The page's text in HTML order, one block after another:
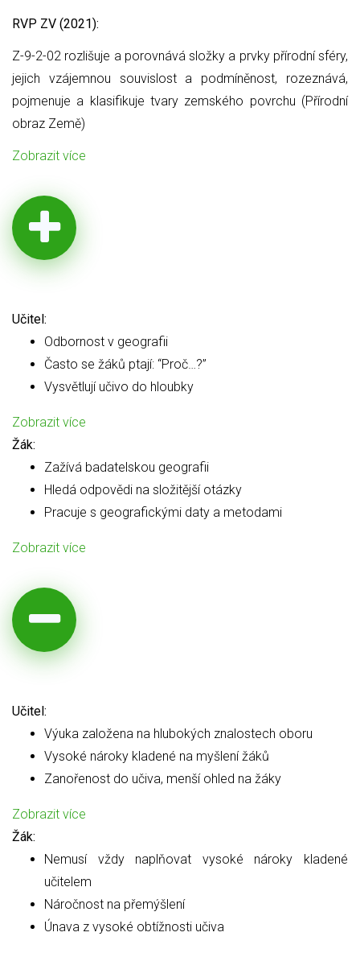
RVP ZV (2021):
Z-9-2-02 rozlišuje a porovnává složky a prvky přírodní sféry,
jejich vzájemnou souvislost a podmíněnost, rozeznává,
pojmenuje a klasifikuje tvary zemského povrchu (Přírodní
obraz Země)
Zobrazit více
Učitel:
Odbornost v geografii
Často se žáků ptají: “Proč…?”
Vysvětlují učivo do hloubky
Zobrazit více
Žák:
Zažívá badatelskou geografii
Hledá odpovědi na složitější otázky
Pracuje s geografickými daty a metodami
Zobrazit více
Učitel:
Výuka založena na hlubokých znalostech oboru
Vysoké nároky kladené na myšlení žáků
Zanořenost do učiva, menší ohled na žáky
Zobrazit více
Žák:
Nemusí vždy naplňovat vysoké nároky kladené
učitelem
Náročnost na přemýšlení
Únava z vysoké obtížnosti učiva